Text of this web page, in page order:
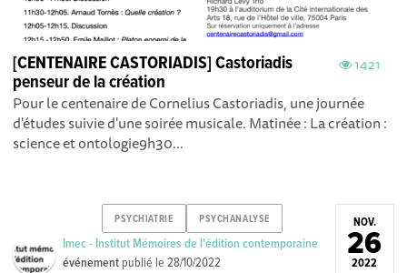
1421
[CENTENAIRE CASTORIADIS] Castoriadis
penseur de la création
Pour le centenaire de Cornelius Castoriadis, une journée
d'études suivie d'une soirée musicale. Matinée : La création :
science et ontologie9h30...
PSYCHIATRIE PSYCHANALYSE
Imec - Institut Mémoires de l'édition contemporaine
événement publié le28/10/2022
NOV.
26
2022